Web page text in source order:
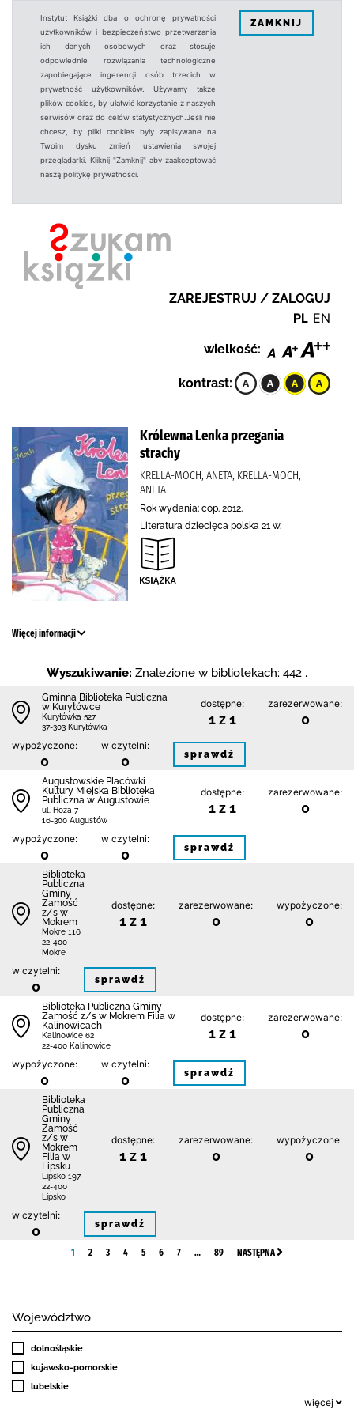
Instytut Książki dba o ochronę prywatności
użytkowników i bezpieczeństwo przetwarzania
ich danych osobowych oraz stosuje
odpowiednie rozwiązania technologiczne
zapobiegające ingerencji osób trzecich w
prywatność użytkowników. Używamy także
plików cookies, by ułatwić korzystanie z naszych
serwisów oraz do celów statystycznych.Jeśli nie
chcesz, by pliki cookies były zapisywane na
Twoim dysku zmień ustawienia swojej
przeglądarki. Kliknij "Zamknij" aby zaakceptować
naszą politykę prywatności.
ZAMKNIJ
ZAREJESTRUJ / ZALOGUJ
PL EN
wielkość:
kontrast:
Królewna Lenka przegania
strachy
KRELLA-MOCH, ANETA, KRELLA-MOCH,
ANETA
Rok wydania: cop. 2012.
Literatura dziecięca polska 21 w.
Więcej informacji
Wyszukiwanie: Znalezione w bibliotekach: 442 .
Gminna Biblioteka Publiczna
w Kuryłówce
Kuryłówka 527
37-303 Kuryłówka
dostępne:
1 z 1
zarezerwowane:
0
wypożyczone:
0
w czytelni:
0 sprawdź
Augustowskie Placówki
Kultury Miejska Biblioteka
Publiczna w Augustowie
ul. Hoża 7
16-300 Augustów
dostępne:
1 z 1
zarezerwowane:
0
wypożyczone:
0
w czytelni:
0 sprawdź
Biblio­teka
Publiczna
Gminy
Zamość
z/s w
Mokrem
Mokre 116
22-400
Mokre
dostępne:
1 z 1
zarezerwowane:
0
wypożyczone:
0
w czytelni:
0 sprawdź
Biblio­teka Publiczna Gminy
Zamość z/s w Mokrem Filia w
Kalinowicach
Kalinowice 62
22-400 Kalinowice
dostępne:
1 z 1
zarezerwowane:
0
wypożyczone:
0
w czytelni:
0 sprawdź
Biblio­teka
Publiczna
Gminy
Zamość
z/s w
Mokrem
Filia w
Lipsku
Lipsko 197
22-400
Lipsko
dostępne:
1 z 1
zarezerwowane:
0
wypożyczone:
0
w czytelni:
0 sprawdź
1 2 3 4 5 6 7 … 89 NASTĘPNA
Województwo
dolnośląskie
kujawsko-pomorskie
lubelskie
więcej